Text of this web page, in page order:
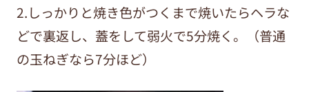
2.しっかりと焼き色がつくまで焼いたらヘラな
どで裏返し、蓋をして弱火で5分焼く。（普通
の玉ねぎなら7分ほど）